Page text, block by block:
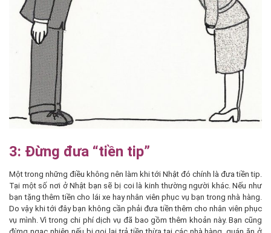
3: Đừng đưa “tiền tip”
Một trong những điều không nên làm khi tới Nhật đó chính là đưa tiền tip.
Tại một số nơi ở Nhật bạn sẽ bị coi là kinh thường người khác. Nếu như
bạn tặng thêm tiền cho lái xe hay nhân viên phục vụ bạn trong nhà hàng.
Do vậy khi tới đây bạn không cần phải đưa tiền thêm cho nhân viên phục
vụ mình. Vì trong chi phí dịch vụ đã bao gồm thêm khoản này. Bạn cũng